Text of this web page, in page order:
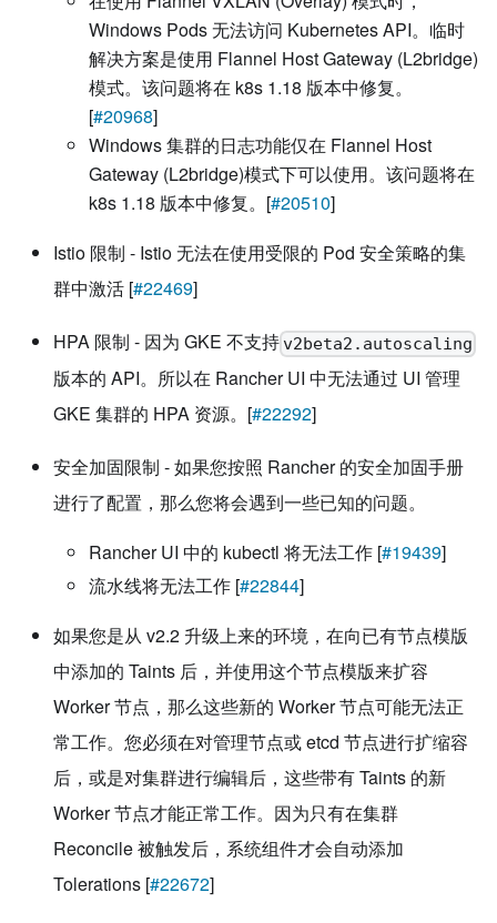
Windows Pods 无法访问 Kubernetes API。临时
解决方案是使用 Flannel Host Gateway (L2bridge)
模式。该问题将在 k8s 1.18 版本中修复。
[#20968]
Windows 集群的日志功能仅在 Flannel Host
Gateway (L2bridge)模式下可以使用。该问题将在
k8s 1.18 版本中修复。[#20510]
Istio 限制 - Istio 无法在使用受限的 Pod 安全策略的集
群中激活 [#22469]
HPA 限制 - 因为 GKE 不支持 v2beta2.autoscaling
版本的 API。所以在 Rancher UI 中无法通过 UI 管理
GKE 集群的 HPA 资源。[#22292]
安全加固限制 - 如果您按照 Rancher 的安全加固手册
进行了配置，那么您将会遇到一些已知的问题。
Rancher UI 中的 kubectl 将无法工作 [#19439]
流水线将无法工作 [#22844]
如果您是从 v2.2 升级上来的环境，在向已有节点模版
中添加的 Taints 后，并使用这个节点模版来扩容
Worker 节点，那么这些新的 Worker 节点可能无法正
常工作。您必须在对管理节点或 etcd 节点进行扩缩容
后，或是对集群进行编辑后，这些带有 Taints 的新
Worker 节点才能正常工作。因为只有在集群
Reconcile 被触发后，系统组件才会自动添加
Tolerations [#22672]